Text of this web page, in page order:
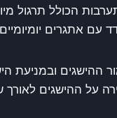
הכולל תרגול
עם אתגרים
ובמניעת
על ההישגים לאורך